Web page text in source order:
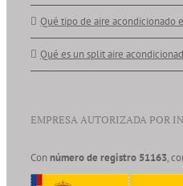
Qué tipo de aire acondicionado
Qué es un split aire
EMPRESA AUTORIZADA POR
Con número de registro 51163,